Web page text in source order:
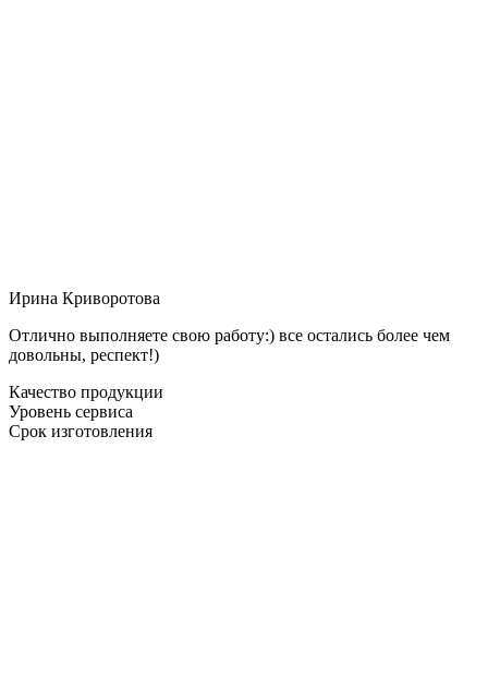
Ирина Криворотова
Отлично выполняете свою работу:) все остались более чем
довольны, респект!)
Качество продукции
Уровень сервиса
Срок изготовления